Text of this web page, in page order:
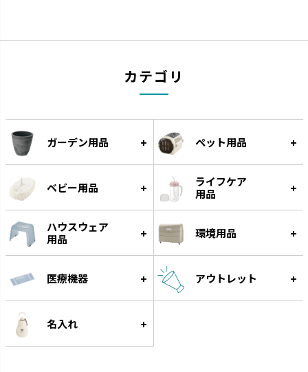
愛犬と一緒に遊べるコミュニケ
タイヤ素材で大満足の噛みごた
えです。
グルー
遊びながらフードをゆっくり食
べられる知遊玩具です。
カテゴリ
ガーデン用品 ペット用品
ベビー用品
ライフケア
用品
ハウスウェア
用品
環境用品
医療機器 アウトレット
名入れ